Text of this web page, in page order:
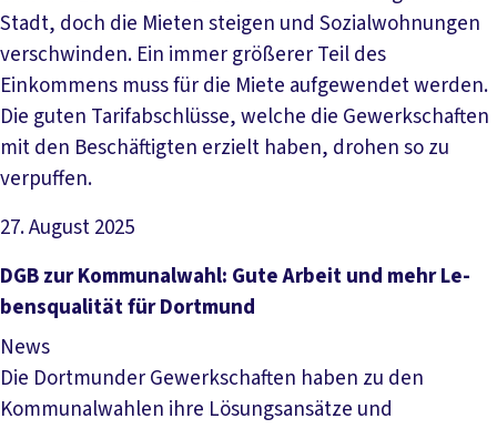
Stadt, doch die Mieten steigen und Sozialwohnungen
verschwinden. Ein immer größerer Teil des
Einkommens muss für die Miete aufgewendet werden.
Die guten Tarifabschlüsse, welche die Gewerkschaften
mit den Beschäftigten erzielt haben, drohen so zu
verpuffen.
27. August 2025
Artikel lesen
DGB zur Kom­mu­nal­wahl: Gu­te Ar­beit und mehr Le­
bens­qua­li­tät für Dort­mund
News
Die Dortmunder Gewerkschaften haben zu den
Kommunalwahlen ihre Lösungsansätze und